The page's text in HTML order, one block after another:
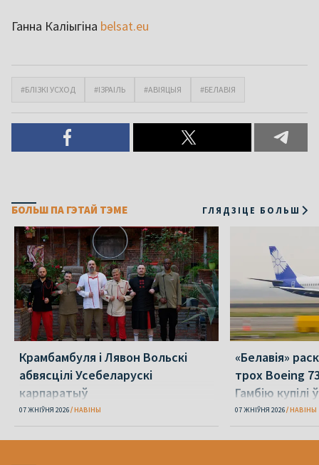
Ганна Каліыгіна belsat.eu
#БЛІЗКІ УСХОД #ІЗРАІЛЬ #АВІЯЦЫЯ #БЕЛАВІЯ
БОЛЬШ ПА ГЭТАЙ ТЭМЕ ГЛЯДЗІЦЕ БОЛЬШ
Крамбамбуля і Лявон Вольскі
абвясцілі Усебеларускі
карпаратыў
07 ЖНІЎНЯ 2026 НАВІНЫ
«Белавія»
трох Boeing
Гамбію купілі
07 ЖНІЎНЯ 2026 НАВІНЫ